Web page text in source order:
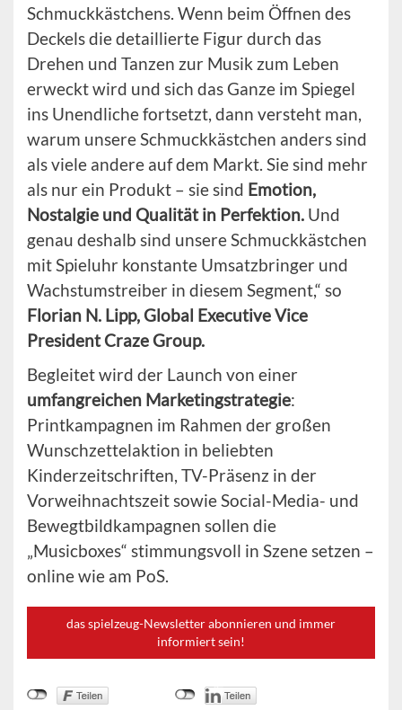
Schmuckkästchens. Wenn beim Öffnen des
Deckels die detaillierte Figur durch das
Drehen und Tanzen zur Musik zum Leben
erweckt wird und sich das Ganze im Spiegel
ins Unendliche fortsetzt, dann versteht man,
warum unsere Schmuckkästchen anders sind
als viele andere auf dem Markt. Sie sind mehr
als nur ein Produkt – sie sind Emotion,
Nostalgie und Qualität in Perfektion. Und
genau deshalb sind unsere Schmuckkästchen
mit Spieluhr konstante Umsatzbringer und
Wachstumstreiber in diesem Segment,“ so
Florian N. Lipp, Global Executive Vice
President Craze Group.
Begleitet wird der Launch von einer
umfangreichen Marketingstrategie:
Printkampagnen im Rahmen der großen
Wunschzettelaktion in beliebten
Kinderzeitschriften, TV-Präsenz in der
Vorweihnachtszeit sowie Social-Media- und
Bewegtbildkampagnen sollen die
„Musicboxes“ stimmungsvoll in Szene setzen –
online wie am PoS.
das spielzeug-Newsletter abonnieren und immer
informiert sein!